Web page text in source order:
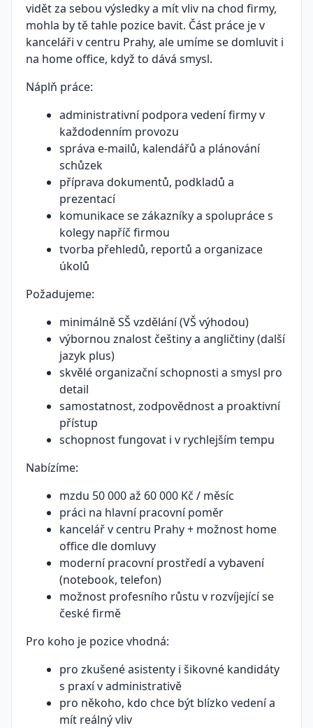
vidět za sebou výsledky a mít vliv na chod firmy,
mohla by tě tahle pozice bavit. Část práce je v
kanceláři v centru Prahy, ale umíme se domluvit i
na home office, když to dává smysl.
Náplň práce:
administrativní podpora vedení firmy v
každodenním provozu
správa e-mailů, kalendářů a plánování
schůzek
příprava dokumentů, podkladů a
prezentací
komunikace se zákazníky a spolupráce s
kolegy napříč firmou
tvorba přehledů, reportů a organizace
úkolů
Požadujeme:
minimálně SŠ vzdělání (VŠ výhodou)
výbornou znalost češtiny a angličtiny (další
jazyk plus)
skvělé organizační schopnosti a smysl pro
detail
samostatnost, zodpovědnost a proaktivní
přístup
schopnost fungovat i v rychlejším tempu
Nabízíme:
mzdu 50 000 až 60 000 Kč / měsíc
práci na hlavní pracovní poměr
kancelář v centru Prahy + možnost home
office dle domluvy
moderní pracovní prostředí a vybavení
(notebook, telefon)
možnost profesního růstu v rozvíjející se
české firmě
Pro koho je pozice vhodná:
pro zkušené asistenty i šikovné kandidáty
s praxí v administrativě
pro někoho, kdo chce být blízko vedení a
mít reálný vliv